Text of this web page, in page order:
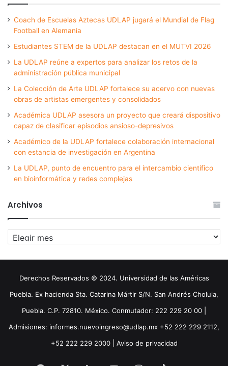
Coach de Escuelas Aztecas UDLAP jugará el Mundial de Flag
Football en Alemania
Estudiantes STEM de la UDLAP destacan en el MUTVI 2026
La UDLAP reúne a expertos para analizar los retos de la
administración pública municipal
La Colección de Arte UDLAP fortalece su acervo con nuevas
obras de artistas emergentes y consolidados
Académica UDLAP asesora un proyecto que creará dispositivo
capaz de clasificar episodios ansioso-depresivos
Académico de la UDLAP fortalece colaboración internacional
con estancia de investigación en Argentina
La UDLAP, punto de encuentro para el intercambio científico
en bioinformática y redes complejas
Archivos
Archivos
Derechos Reservados © 2024. Universidad de las Américas
Puebla. Ex hacienda Sta. Catarina Mártir S/N. San Andrés Cholula,
Puebla. C.P. 72810. México. Conmutador: 222 229 20 00 |
Admisiones: informes.nuevoingreso@udlap.mx +52 222 229 2112,
+52 222 229 2000 | Aviso de privacidad